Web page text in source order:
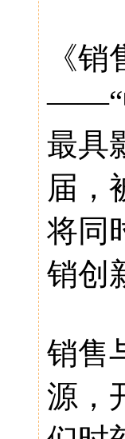
《
——“
最具
届，
将同
销创
销售
源，